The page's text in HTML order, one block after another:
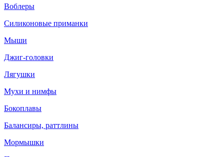
Воблеры
Силиконовые приманки
Мыши
Джиг-головки
Лягушки
Мухи и нимфы
Бокоплавы
Балансиры, раттлины
Мормышки